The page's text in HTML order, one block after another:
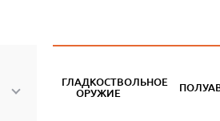
ГЛАДКОСТВОЛЬНОЕ
ОРУЖИЕ